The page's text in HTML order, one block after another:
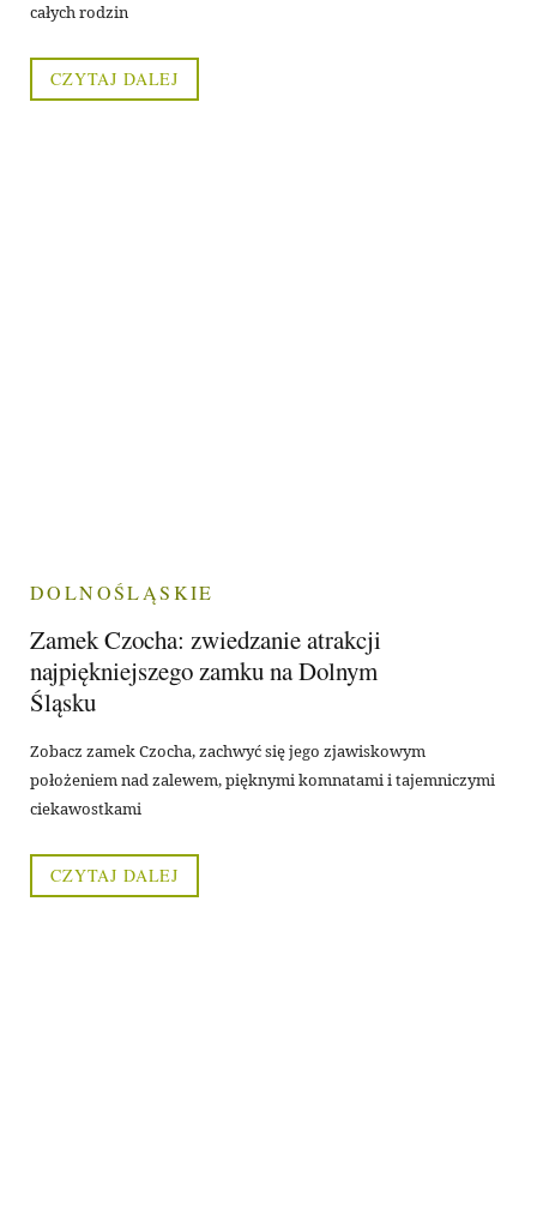
całych rodzin
CZYTAJ DALEJ
DOLNOŚLĄSKIE
Zamek Czocha: zwiedzanie atrakcji
najpiękniejszego zamku na Dolnym
Śląsku
Zobacz zamek Czocha, zachwyć się jego zjawiskowym
położeniem nad zalewem, pięknymi komnatami i tajemniczymi
ciekawostkami
CZYTAJ DALEJ